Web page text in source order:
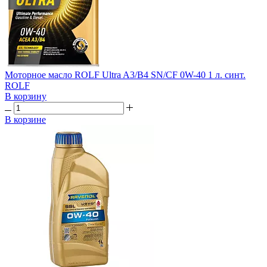
Моторное масло ROLF Ultra A3/B4 SN/CF 0W-40 1 л. синт.
ROLF
В корзину
В корзине